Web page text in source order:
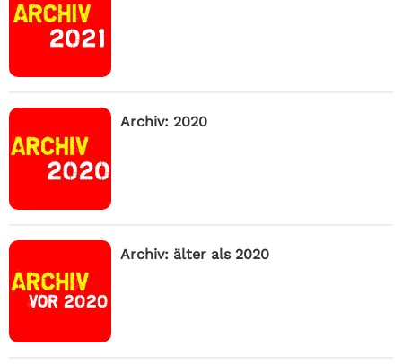
Archiv: 2020
Archiv: älter als 2020